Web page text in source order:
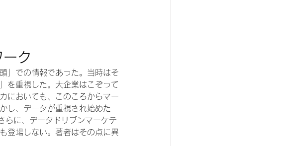
ク
」での情報であった。当時はそ
を重視した。大企業はこぞって
においても、このころからマー
し、データが重視され始めた
らに、データドリブンマーケテ
登場しない。著者はその点に異